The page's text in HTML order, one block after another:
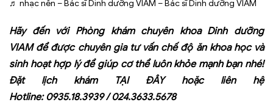
♬ nhạc nền – Bác sĩ Dinh dưỡng VIAM – Bác sĩ Dinh dưỡng VIAM
Hãy đến với Phòng khám chuyên khoa Dinh dưỡng
VIAM để được chuyên gia tư vấn chế độ ăn khoa học và
sinh hoạt hợp lý để giúp cơ thể luôn khỏe mạnh bạn nhé!
Đặt lịch khám
TẠI ĐÂYhoặc liên hệ
Hotline: 0935.18.3939/024.3633.5678